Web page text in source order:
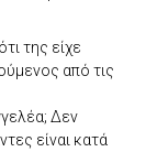
της είχε
από τις
Δεν
είναι κατά